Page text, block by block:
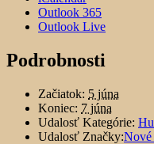
Outlook 365
Outlook Live
Podrobnosti
Začiatok: 5 júna
Koniec: 7 júna
Udalosť Kategórie:
Udalosť Značky:Nové